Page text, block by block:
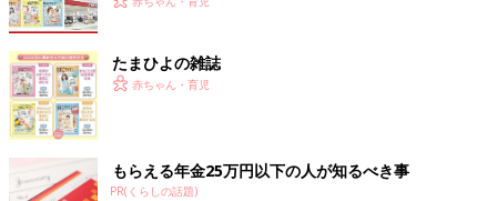
たまひよの雑誌
赤ちゃん・育児
もらえる年金25万円以下の人が知るべき事
PR(くらしの話題)